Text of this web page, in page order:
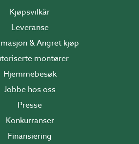
Kjøpsvilkår
Leveranse
& Angret kjøp
montører
Hjemmebesøk
Jobbe hos oss
Presse
Konkurranser
Finansiering